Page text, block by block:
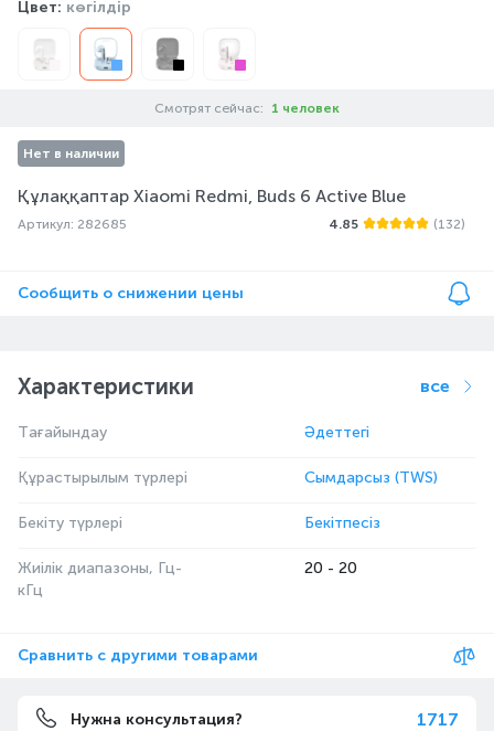
Цвет: көгілдір
Смотрят сейчас: 1 человек
Нет в наличии
Құлаққаптар Xiaomi Redmi, Buds 6 Active Blue
Артикул: 282685 4.85 (132)
Сообщить о снижении цены
Характеристики все
Тағайындау Әдеттегі
Құрастырылым түрлері Сымдарсыз (TWS)
Бекіту түрлері Бекітпесіз
Жиілік диапазоны, Гц-
кГц
20 - 20
Сравнить с другими товарами
Нужна консультация? 1717